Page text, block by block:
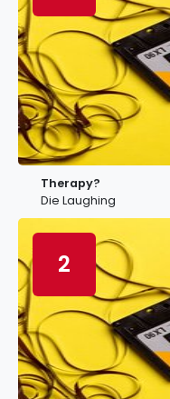
Therapy?
Die Laughing
2